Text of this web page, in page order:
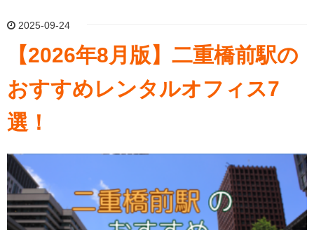
2025-09-24
【2026年8月版】二重橋前駅の
おすすめレンタルオフィス7
選！